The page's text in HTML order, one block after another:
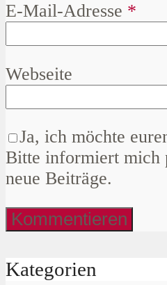
E-Mail-Adresse *
Webseite
Ja, ich möchte
Bitte informiert mich
neue Beiträge.
Kategorien